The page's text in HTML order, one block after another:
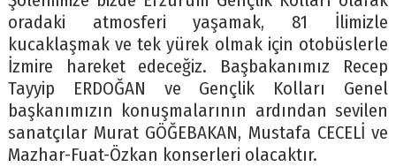
oradaki atmosferi yaşamak, 81 İlimizle
kucaklaşmak ve tek yürek olmak için otobüslerle
İzmire hareket edeceğiz. Başbakanımız Recep
Tayyip ERDOĞAN ve Gençlik Kolları Genel
başkanımızın konuşmalarının ardından sevilen
sanatçılar Murat GÖĞEBAKAN, Mustafa CECELİ ve
Mazhar-Fuat-Özkan konserleri olacaktır.